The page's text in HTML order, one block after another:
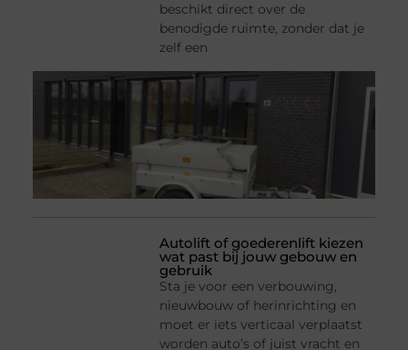
beschikt direct over de
benodigde ruimte, zonder dat je
zelf een
Autolift of goederenlift kiezen
wat past bij jouw gebouw en
gebruik
Sta je voor een verbouwing,
nieuwbouw of herinrichting en
moet er iets verticaal verplaatst
worden auto’s of juist vracht en